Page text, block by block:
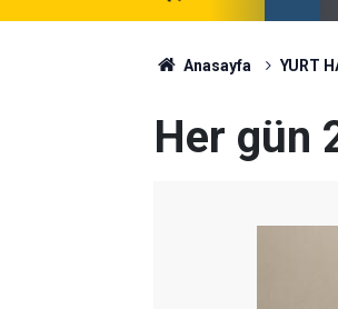
Anasayfa YURT
Her gün